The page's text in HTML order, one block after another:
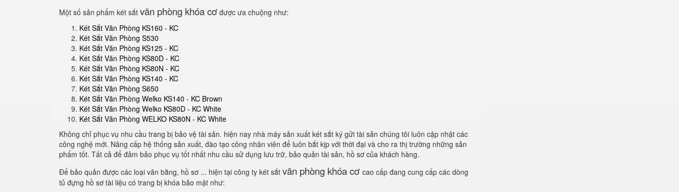
Một số sản phẩm két sắt văn phòng khóa cơ được ưa chuộng như:
Két Sắt Văn Phòng KS160 - KC
Két Sắt Văn Phòng S530
Két Sắt Văn Phòng KS125 - KC
Két Sắt Văn Phòng KS80D - KC
Két Sắt Văn Phòng KS80N - KC
Két Sắt Văn Phòng KS140 - KC
Két Sắt Văn Phòng S650
Két Sắt Văn Phòng Welko KS140 - KC Brown
Két Sắt Văn Phòng Welko KS80D - KC White
Két Sắt Văn Phòng WELKO KS80N - KC White
Không chỉ phục vụ nhu cầu trang bị bảo vệ tài sản. hiện nay nhà máy sản xuất két sắt ký gửi tài sản chúng tôi luôn cập nhật các
công nghệ mới. Nâng cấp hệ thống sản xuất, đào tạo công nhân viên để luôn bắt kịp với thời đại và cho ra thị trường những sản
phẩm tốt. Tất cả để đảm bảo phục vụ tốt nhất nhu cầu sử dụng lưu trữ, bảo quản tài sản, hồ sơ của khách hàng.
Để bảo quản được các loại văn bằng, hồ sơ ... hiện tại công ty két sắt văn phòng khóa cơ cao cấp đang cung cấp các dòng
tủ đựng hồ sơ tài liệu có trang bị khóa bảo mật như: